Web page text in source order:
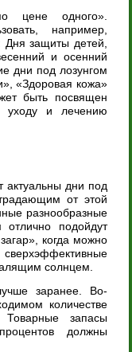
цене одного».
например,
Дня защиты детей,
и осенний
дни под лозунгом
«Здоровая кожа»
быть посвящен
уходу и лечению
актуальны дни под
от этой
разнообразные
подойдут
когда можно
солнцем.
заранее. Во-
количестве
Товарные запасы
должны